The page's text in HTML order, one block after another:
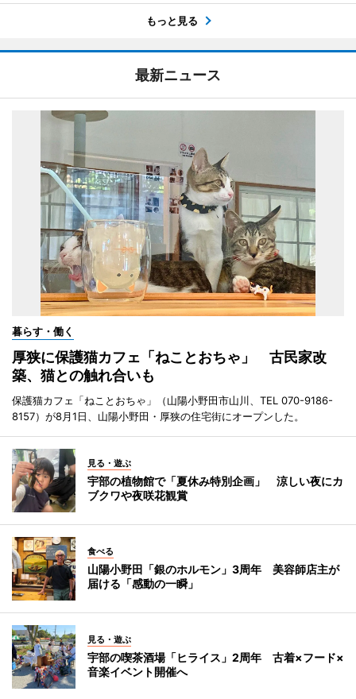
もっと見る
最新ニュース
暮らす・働く
厚狭に保護猫カフェ「ねことおちゃ」 古民家改
築、猫との触れ合いも
保護猫カフェ「ねことおちゃ」（山陽小野田市山川、TEL 070-9186-
8157）が8月1日、山陽小野田・厚狭の住宅街にオープンした。
見る・遊ぶ
宇部の植物館で「夏休み特別企画」 涼しい夜にカ
ブクワや夜咲花観賞
食べる
山陽小野田「銀のホルモン」3周年 美容師店主が
届ける「感動の一瞬」
見る・遊ぶ
宇部の喫茶酒場「ヒライス」2周年 古着×フード×
音楽イベント開催へ